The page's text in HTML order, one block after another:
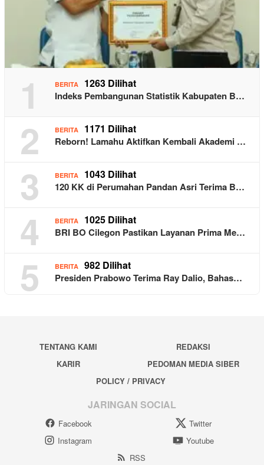
1 BERITA 1263 Dilihat
Indeks Pembangunan Statistik Kabupaten B…
2 BERITA 1171 Dilihat
Reborn! Lamahu Aktifkan Kembali Akademi …
3 BERITA 1043 Dilihat
120 KK di Perumahan Pandan Asri Terima B…
4 BERITA 1025 Dilihat
BRI BO Cilegon Pastikan Layanan Prima Me…
5 BERITA 982 Dilihat
Presiden Prabowo Terima Ray Dalio, Bahas…
TENTANG KAMI
REDAKSI
KARIR
PEDOMAN MEDIA SIBER
POLICY / PRIVACY
JARINGAN SOCIAL
Facebook
Twitter
Instagram
Youtube
RSS